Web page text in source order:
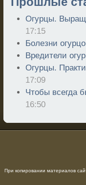
Огурцы.
17:15
Болезни
Вредители
Огурцы.
17:09
Чтобы всегда
16:50
При копировании материалов